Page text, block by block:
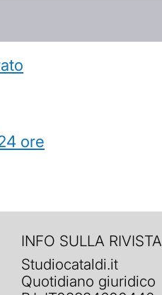
ore
INFO SULLA RIVISTA
Studiocataldi.it
Quotidiano giuridico